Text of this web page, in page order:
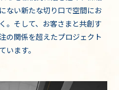
ない新たな切り口で空間にお
。そして、お客さまと共創す
の関係を超えたプロジェクト
います。